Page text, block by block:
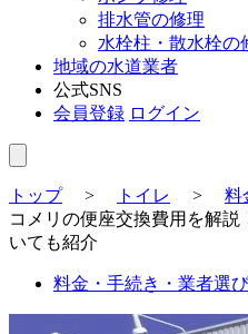
排水管の修理
水栓柱・散水栓の
地域の水道業者
公式SNS
会員登録 ログイン
トップ> トイレ > 料
コメリの便座交換費用を解
いても紹介
料金・手続き・業者選び